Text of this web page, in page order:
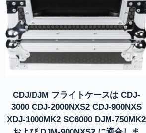
CDJ/DJM フライトケースは CDJ-
3000 CDJ-2000NXS2 CDJ-900NXS
XDJ-1000MK2 SC6000 DJM-750MK2